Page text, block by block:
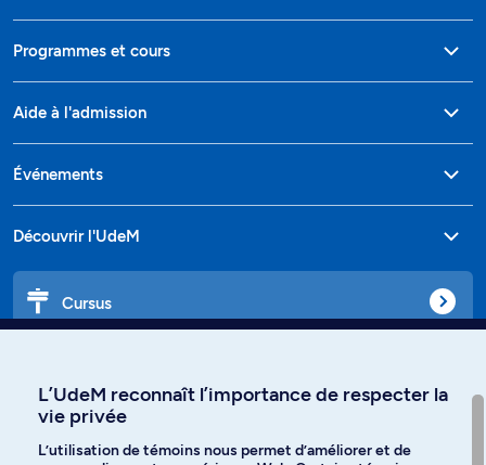
Programmes et cours
Aide à l'admission
Événements
Découvrir l'UdeM
Cursus
L’UdeM reconnaît l’importance de respecter la
vie privée
L’utilisation de témoins nous permet d’améliorer et de